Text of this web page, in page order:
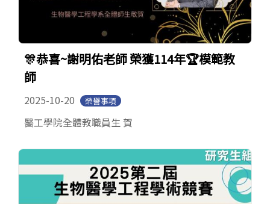
🎊恭喜~謝明佑老師 榮獲114年🏆模範教
師
2025-10-20 榮譽事項
醫工學院全體教職員生 賀